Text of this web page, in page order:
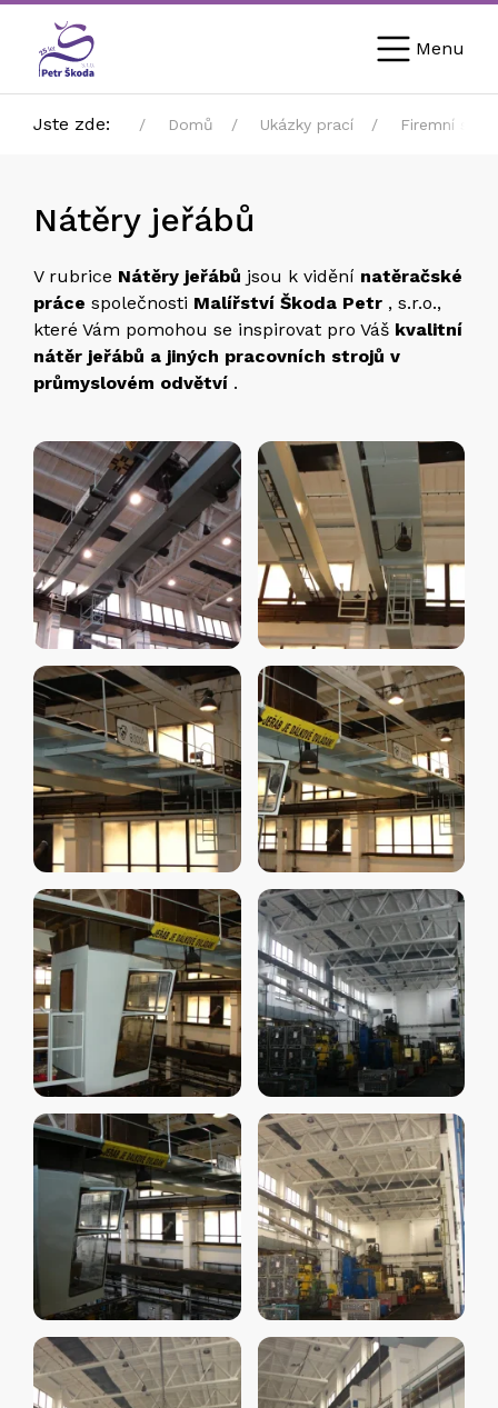
Menu
Jste zde: Domů Ukázky prací Firemní
Nátěry jeřábů
V rubrice Nátěry jeřábů jsou k vidění natěračské
práce společnosti Malířství Škoda Petr , s.r.o.,
které Vám pomohou se inspirovat pro Váš kvalitní
nátěr jeřábů a jiných pracovních strojů v
průmyslovém odvětví .